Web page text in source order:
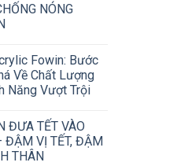
NÓNG
Fowin: Bước
Về Chất Lượng
Năng Vượt Trội
ĐƯA TẾT VÀO
ĐẬM VỊ TẾT, ĐẬM
THÂN